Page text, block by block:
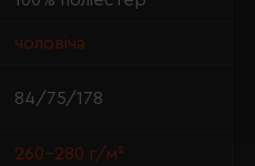
чоловіча
84/75/178
260-280 г/м²